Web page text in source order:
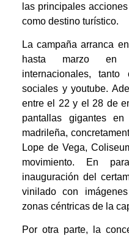
las principales
como destino turístico.
La campaña arranca
hasta marzo en
internacionales,
sociales y youtube.
entre el 22 y el 28 de
pantallas gigantes
madrileña,
Lope de Vega,
movimiento. En
inauguración del
vinilado con
zonas céntricas de la
Por otra parte, la